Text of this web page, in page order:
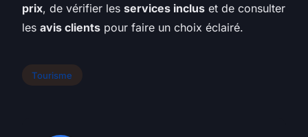
prix, de vérifier les services inclus et de consulter
les avis clients pour faire un choix éclairé.
Tourisme